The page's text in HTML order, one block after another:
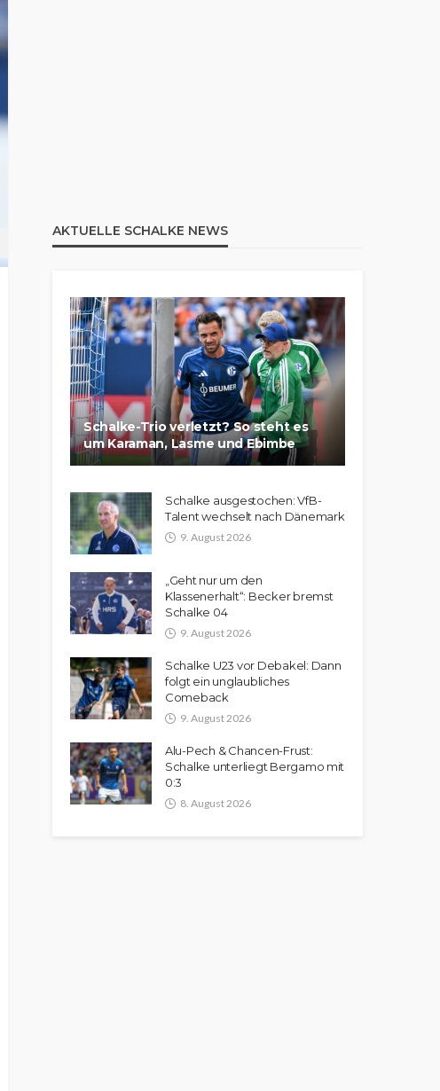
AKTUELLE SCHALKE NEWS
Schalke-Trio verletzt? So steht es
um Karaman, Lasme und Ebimbe
Schalke ausgestochen: VfB-
Talent wechselt nach Dänemark
9. August 2026
„Geht nur um den
Klassenerhalt“: Becker bremst
Schalke 04
9. August 2026
Schalke U23 vor Debakel: Dann
folgt ein unglaubliches
Comeback
9. August 2026
Alu-Pech & Chancen-Frust:
Schalke unterliegt Bergamo mit
0:3
8. August 2026